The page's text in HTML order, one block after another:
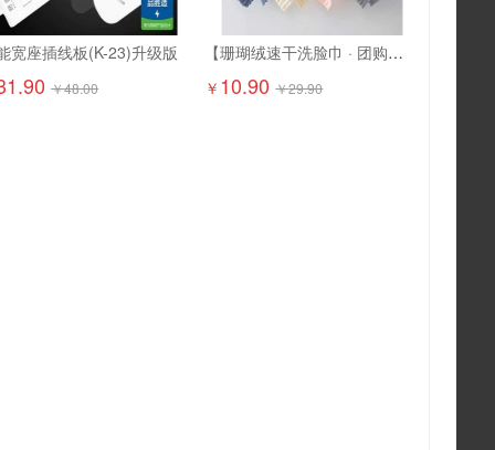
宽座插线板(K-23)升级版
￥48.00
【珊瑚绒速干洗脸巾 · 团购特惠】10.9元抢6条！ 超柔软珊瑚绒，吸水强、速干不闷味，洗脸/卸妆/擦手都超舒服
￥ 10.90 ￥29.90